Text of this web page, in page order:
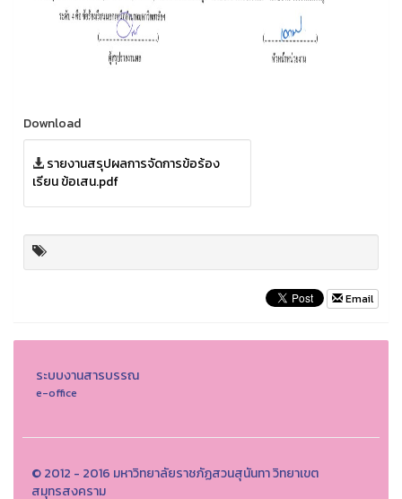
Download
รายงานสรุปผลการจัดการข้อร้อง
เรียน ข้อเสน.pdf
Email
ระบบงานสารบรรณ
e-office
© 2012 - 2016 มหาวิทยาลัยราชภัฏสวนสุนันทา วิทยาเขต
สมุทรสงคราม